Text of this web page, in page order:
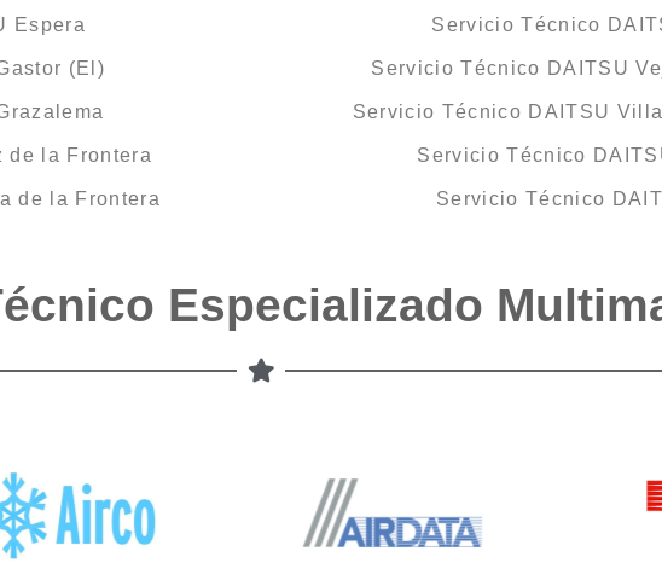
Espera
(El)
de la Frontera
de la Frontera
Servicio Técnico
Servicio Técnico DAITSU
Servicio Técnico DAITSU
Servicio Técnico
Servicio Técnico
Especializado